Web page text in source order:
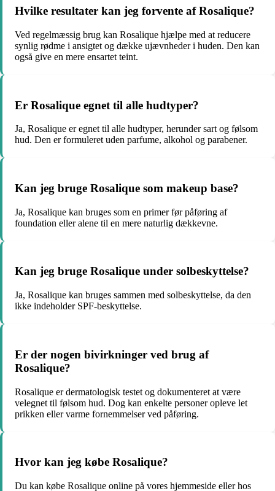
Hvilke resultater kan jeg forvente af Rosalique?
Ved regelmæssig brug kan Rosalique hjælpe med at reducere
synlig rødme i ansigtet og dække ujævnheder i huden. Den kan
også give en mere ensartet teint.
Er Rosalique egnet til alle hudtyper?
Ja, Rosalique er egnet til alle hudtyper, herunder sart og følsom
hud. Den er formuleret uden parfume, alkohol og parabener.
Kan jeg bruge Rosalique som makeup base?
Ja, Rosalique kan bruges som en primer før påføring af
foundation eller alene til en mere naturlig dækkevne.
Kan jeg bruge Rosalique under solbeskyttelse?
Ja, Rosalique kan bruges sammen med solbeskyttelse, da den
ikke indeholder SPF-beskyttelse.
Er der nogen bivirkninger ved brug af
Rosalique?
Rosalique er dermatologisk testet og dokumenteret at være
velegnet til følsom hud. Dog kan enkelte personer opleve let
prikken eller varme fornemmelser ved påføring.
Hvor kan jeg købe Rosalique?
Du kan købe Rosalique online på vores hjemmeside eller hos